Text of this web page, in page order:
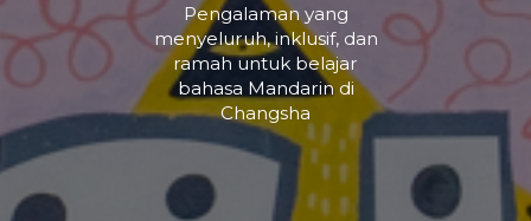
Pengalaman yang
menyeluruh, inklusif, dan
ramah untuk belajar
bahasa Mandarin di
Changsha